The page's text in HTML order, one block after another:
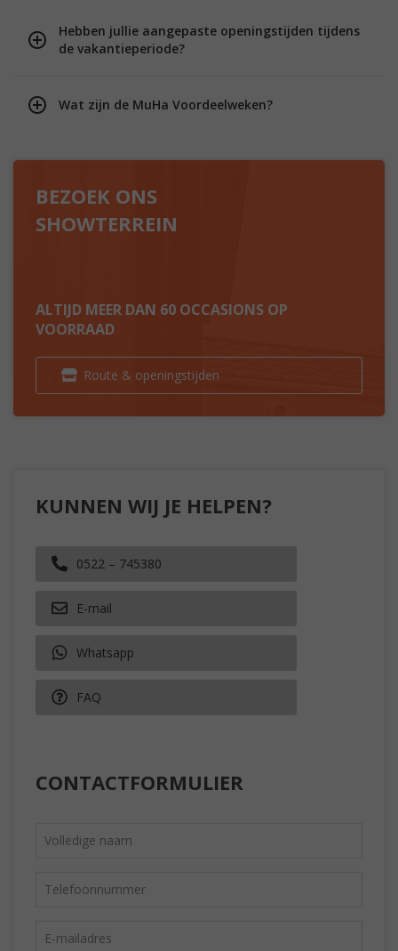
Hebben jullie aangepaste openingstijden tijdens
de vakantieperiode?
Wat zijn de MuHa Voordeelweken?
BEZOEK ONS
SHOWTERREIN
ALTIJD MEER DAN 60 OCCASIONS OP
VOORRAAD
Route & openingstijden
KUNNEN WIJ JE HELPEN?
0522 – 745380
E-mail
Whatsapp
FAQ
CONTACTFORMULIER